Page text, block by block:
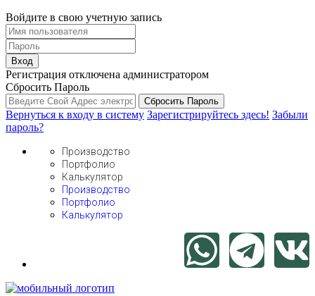
Войдите в свою учетную запись
Вход
Регистрация отключена администратором
Сбросить Пароль
Сбросить Пароль
Вернуться к входу в систему Зарегистрируйтесь здесь! Забыли
пароль?
Производство
Портфолио
Калькулятор
Производство
Портфолио
Калькулятор